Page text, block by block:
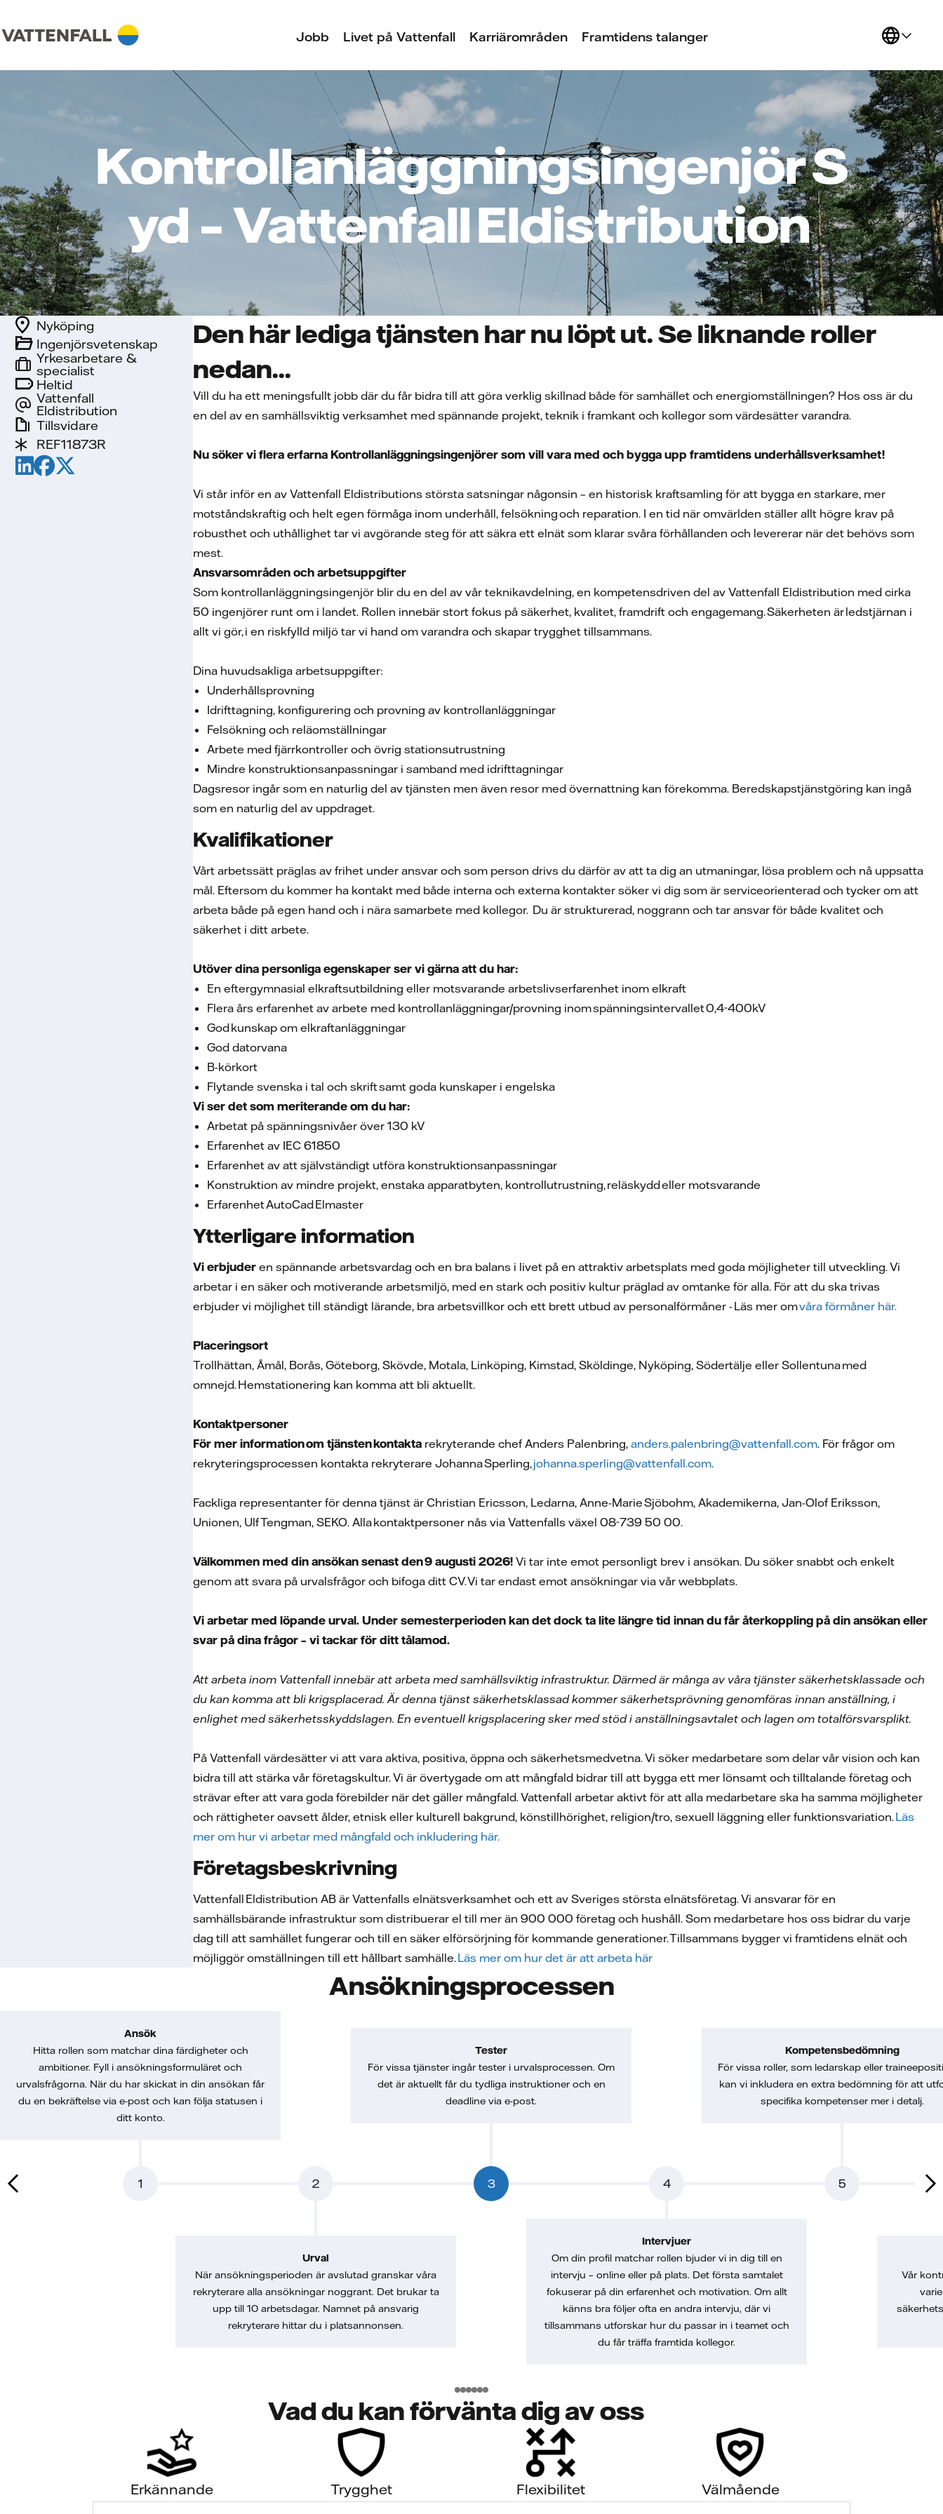
Jobb Livet på Vattenfall Karriärområden Framtidens talanger
Kontrollanläggningsingenjör S
yd – Vattenfall Eldistribution
Heltid
Vattenfall
Eldistribution
Ingenjörsvetenskap
Nyköping
Yrkesarbetare &
specialist
Tillsvidare
REF11873R
Den här lediga tjänsten har nu löpt ut. Se liknande roller
nedan...
Vill du ha ett meningsfullt jobb där du får bidra till att göra verklig skillnad både för samhället och energiomställningen? Hos oss är du
en del av en samhällsviktig verksamhet med spännande projekt, teknik i framkant och kollegor som värdesätter varandra.
Nu söker vi flera erfarna Kontrollanläggningsingenjörer som vill vara med och bygga upp framtidens underhållsverksamhet!
Vi står inför en av Vattenfall Eldistributions största satsningar någonsin – en historisk kraftsamling för att bygga en starkare, mer
motståndskraftig och helt egen förmåga inom underhåll, felsökning och reparation. I en tid när omvärlden ställer allt högre krav på
robusthet och uthållighet tar vi avgörande steg för att säkra ett elnät som klarar svåra förhållanden och levererar när det behövs som
mest.
Ansvarsområden och arbetsuppgifter
Som kontrollanläggningsingenjör blir du en del av vår teknikavdelning, en kompetensdriven del av Vattenfall Eldistribution med cirka
50 ingenjörer runt om i landet. Rollen innebär stort fokus på säkerhet, kvalitet, framdrift och engagemang. Säkerheten är ledstjärnan i
allt vi gör, i en riskfylld miljö tar vi hand om varandra och skapar trygghet tillsammans.
Dina huvudsakliga arbetsuppgifter:
Underhållsprovning
Idrifttagning, konfigurering och provning av kontrollanläggningar
Felsökning och reläomställningar
Arbete med fjärrkontroller och övrig stationsutrustning
Mindre konstruktionsanpassningar i samband med idrifttagningar
Dagsresor ingår som en naturlig del av tjänsten men även resor med övernattning kan förekomma. Beredskapstjänstgöring kan ingå
som en naturlig del av uppdraget.
Kvalifikationer
Vårt arbetssätt präglas av frihet under ansvar och som person drivs du därför av att ta dig an utmaningar, lösa problem och nå uppsatta
mål. Eftersom du kommer ha kontakt med både interna och externa kontakter söker vi dig som är serviceorienterad och tycker om att
arbeta både på egen hand och i nära samarbete med kollegor. Du är strukturerad, noggrann och tar ansvar för både kvalitet och
säkerhet i ditt arbete.
Utöver dina personliga egenskaper ser vi gärna att du har:
En eftergymnasial elkraftsutbildning eller motsvarande arbetslivserfarenhet inom elkraft
Flera års erfarenhet av arbete med kontrollanläggningar/provning inom spänningsintervallet 0,4-400kV
God kunskap om elkraftanläggningar
God datorvana
B-körkort
Flytande svenska i tal och skrift samt goda kunskaper i engelska
Vi ser det som meriterande om du har:
Arbetat på spänningsnivåer över 130 kV
Erfarenhet av IEC 61850
Erfarenhet av att självständigt utföra konstruktionsanpassningar
Konstruktion av mindre projekt, enstaka apparatbyten, kontrollutrustning, reläskydd eller motsvarande
Erfarenhet AutoCad Elmaster
Ytterligare information
Vi erbjuder en spännande arbetsvardag och en bra balans i livet på en attraktiv arbetsplats med goda möjligheter till utveckling. Vi
arbetar i en säker och motiverande arbetsmiljö, med en stark och positiv kultur präglad av omtanke för alla. För att du ska trivas
erbjuder vi möjlighet till ständigt lärande, bra arbetsvillkor och ett brett utbud av personalförmåner - Läs mer omvåra förmåner här.
Placeringsort
Trollhättan, Åmål, Borås, Göteborg, Skövde, Motala, Linköping, Kimstad, Sköldinge, Nyköping, Södertälje eller Sollentuna med
omnejd. Hemstationering kan komma att bli aktuellt.
Kontaktpersoner
För mer information om tjänsten kontakta rekryterande chef Anders Palenbring, anders.palenbring@vattenfall.com. För frågor om
rekryteringsprocessen kontakta rekryterare Johanna Sperling,johanna.sperling@vattenfall.com.
Fackliga representanter för denna tjänst är Christian Ericsson, Ledarna, Anne-Marie Sjöbohm, Akademikerna, Jan-Olof Eriksson,
Unionen, Ulf Tengman, SEKO. Alla kontaktpersoner nås via Vattenfalls växel 08-739 50 00.
Välkommen med din ansökan senast den 9 augusti 2026! Vi tar inte emot personligt brev i ansökan. Du söker snabbt och enkelt
genom att svara på urvalsfrågor och bifoga ditt CV. Vi tar endast emot ansökningar via vår webbplats.
Vi arbetar med löpande urval. Under semesterperioden kan det dock ta lite längre tid innan du får återkoppling på din ansökan eller
svar på dina frågor – vi tackar för ditt tålamod.
Att arbeta inom Vattenfall innebär att arbeta med samhällsviktig infrastruktur. Därmed är många av våra tjänster säkerhetsklassade och
du kan komma att bli krigsplacerad. Är denna tjänst säkerhetsklassad kommer säkerhetsprövning genomföras innan anställning, i
enlighet med säkerhetsskyddslagen. En eventuell krigsplacering sker med stöd i anställningsavtalet och lagen om totalförsvarsplikt.
På Vattenfall värdesätter vi att vara aktiva, positiva, öppna och säkerhetsmedvetna. Vi söker medarbetare som delar vår vision och kan
bidra till att stärka vår företagskultur. Vi är övertygade om att mångfald bidrar till att bygga ett mer lönsamt och tilltalande företag och
strävar efter att vara goda förebilder när det gäller mångfald. Vattenfall arbetar aktivt för att alla medarbetare ska ha samma möjligheter
och rättigheter oavsett ålder, etnisk eller kulturell bakgrund, könstillhörighet, religion/tro, sexuell läggning eller funktionsvariation.Läs
mer om hur vi arbetar med mångfald och inkludering här.
Företagsbeskrivning
Vattenfall Eldistribution AB är Vattenfalls elnätsverksamhet och ett av Sveriges största elnätsföretag. Vi ansvarar för en
samhällsbärande infrastruktur som distribuerar el till mer än 900 000 företag och hushåll. Som medarbetare hos oss bidrar du varje
dag till att samhället fungerar och till en säker elförsörjning för kommande generationer. Tillsammans bygger vi framtidens elnät och
möjliggör omställningen till ett hållbart samhälle.Läs mer om hur det är att arbeta här
Ansökningsprocessen
1
Ansök
Hitta rollen som matchar dina färdigheter och
ambitioner. Fyll i ansökningsformuläret och
urvalsfrågorna. När du har skickat in din ansökan får
du en bekräftelse via e-post och kan följa statusen i
ditt konto.
2
Urval
När ansökningsperioden är avslutad granskar våra
rekryterare alla ansökningar noggrant. Det brukar ta
upp till 10 arbetsdagar. Namnet på ansvarig
rekryterare hittar du i platsannonsen.
3
Tester
För vissa tjänster ingår tester i urvalsprocessen. Om
det är aktuellt får du tydliga instruktioner och en
deadline via e-post.
4
Intervjuer
Om din profil matchar rollen bjuder vi in dig till en
intervju – online eller på plats. Det första samtalet
fokuserar på din erfarenhet och motivation. Om allt
känns bra följer ofta en andra intervju, där vi
tillsammans utforskar hur du passar in i teamet och
du får träffa framtida kollegor.
5
Kompetensbedömning
För vissa roller, som ledarskap eller
kan vi inkludera en extra bedömning för att
specifika kompetenser mer i detalj.
Vår
Vad du kan förvänta dig av oss
Erkännande Trygghet Flexibilitet Välmående